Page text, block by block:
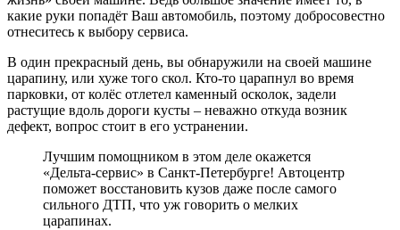
какие руки попадёт Ваш автомобиль, поэтому добросовестно
отнеситесь к выбору сервиса.
В один прекрасный день, вы обнаружили на своей машине
царапину, или хуже того скол. Кто-то царапнул во время
парковки, от колёс отлетел каменный осколок, задели
растущие вдоль дороги кусты – неважно откуда возник
дефект, вопрос стоит в его устранении.
Лучшим помощником в этом деле окажется
«Дельта-сервис» в Санкт-Петербурге! Автоцентр
поможет восстановить кузов даже после самого
сильного ДТП, что уж говорить о мелких
царапинах.